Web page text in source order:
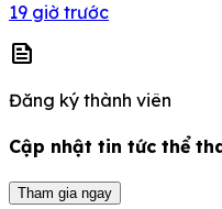
19 giờ trước
news
Đăng ký thành viên
Cập nhật tin tức thể
Tham gia ngay